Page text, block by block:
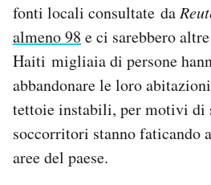
Regala il Post
Hai bisogno di aiuto?
Esci
fonti locali consultate da
almeno 98 e ci sarebbero
Haiti migliaia di persone
abbandonare le loro
tettoie instabili, per motivi di
soccorritori stanno faticando
aree del paese.